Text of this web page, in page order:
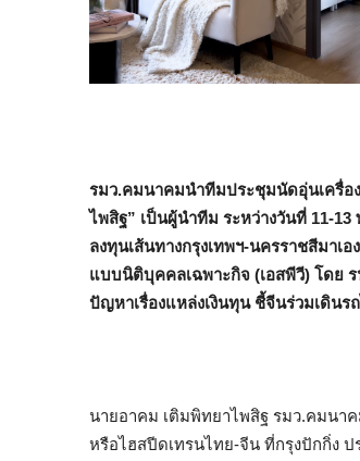
รมว.คมนาคมนำทีมประชุมนัดอุ่นเครื่
ไพสิฐ” เป็นผู้นำทีม ระหว่างวันที่ 11-
ลงทุนเส้นทางกรุงเทพฯ-นครราชสีมาเ
แบบนิติบุคคลเฉพาะกิจ (เอสพีวี) โดย
ปัญหาเรื่องแหล่งเงินทุน ชี้จีนร่วมเดินร
นายอาคม เติมพิทยาไพสิฐ รมว.คมนาค
หรือไฮสปีดเทรนไทย-จีน ที่กรุงปักกิ่ง ป